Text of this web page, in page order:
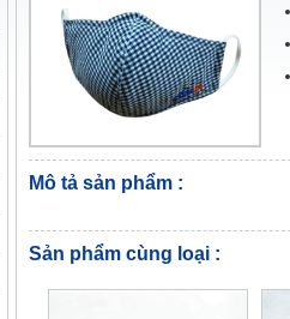
Mô tả sản phẩm :
Sản phẩm cùng loại :